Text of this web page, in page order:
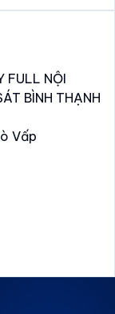
FULL NỘI
BÌNH THẠNH
Vấp